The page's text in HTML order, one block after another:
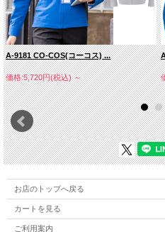
A-9181 CO-COS(コーコス) ...
価格:5,720円(税込)～
お店のトップへ戻る
カートを見る
ご利用案内